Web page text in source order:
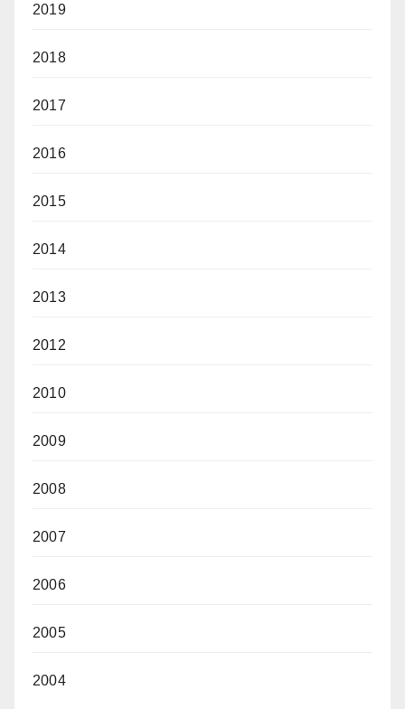
2019
2018
2017
2016
2015
2014
2013
2012
2010
2009
2008
2007
2006
2005
2004